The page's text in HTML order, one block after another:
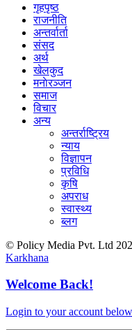
गृहपृष्ठ
राजनीति
अन्तर्वार्ता
संसद
अर्थ
खेलकुद
मनाेरञ्जन
समाज
विचार
अन्य
अन्तर्राष्ट्रिय
न्याय
विज्ञापन
प्रविधि
कृषि
अपराध
स्वास्थ्य
ब्लग
© Policy Media Pvt. Ltd
Karkhana
Welcome Back!
Login to your account below